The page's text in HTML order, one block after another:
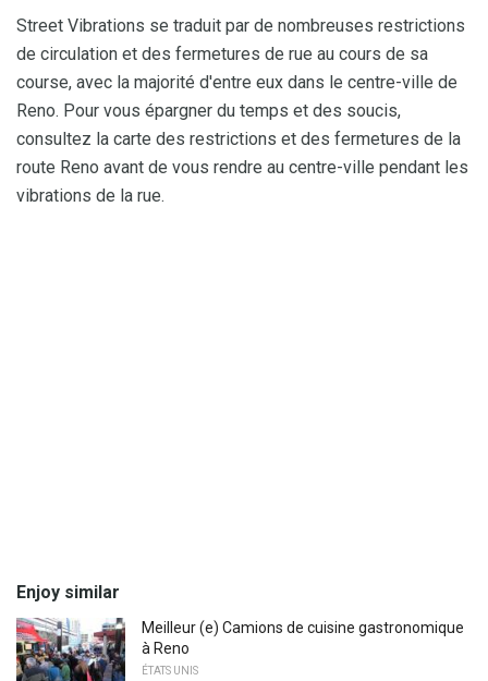
Street Vibrations se traduit par de nombreuses restrictions
de circulation et des fermetures de rue au cours de sa
course, avec la majorité d'entre eux dans le centre-ville de
Reno. Pour vous épargner du temps et des soucis,
consultez la carte des restrictions et des fermetures de la
route Reno avant de vous rendre au centre-ville pendant les
vibrations de la rue.
Enjoy similar
Meilleur (e) Camions de cuisine gastronomique
à Reno
ÉTATS UNIS